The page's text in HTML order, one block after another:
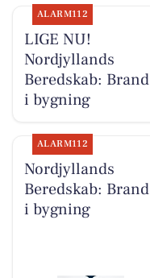
ALARM112
LIGE NU!
Nordjyllands
Beredskab: Brand
i bygning
ALARM112
Nordjyllands
Beredskab: Brand
i bygning